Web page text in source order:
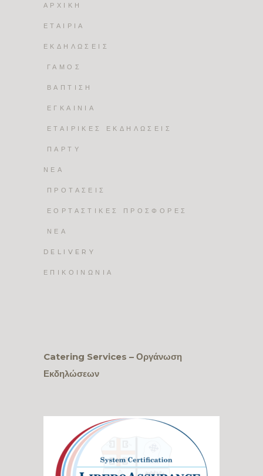
ΑΡΧΙΚΗ
ΕΤΑΙΡΙΑ
ΕΚΔΗΛΩΣΕΙΣ
ΓΑΜΟΣ
ΒΑΠΤΙΣΗ
ΕΓΚΑΙΝΙΑ
ΕΤΑΙΡΙΚΕΣ ΕΚΔΗΛΩΣΕΙΣ
ΠΑΡΤΥ
ΝΕΑ
ΠΡΟΤΑΣΕΙΣ
ΕΟΡΤΑΣΤΙΚΕΣ ΠΡΟΣΦΟΡΕΣ
ΝΕΑ
DELIVERY
ΕΠΙΚΟΙΝΩΝΙΑ
Catering Services – Οργάνωση
Εκδηλώσεων